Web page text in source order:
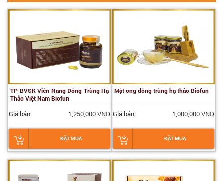
TP BVSK Viên Nang Đông Trùng Hạ
Thảo Việt Nam Biofun
Giá bán: 1,250,000 VNĐ
ĐẶT MUA
Mật ong đông trùng hạ thảo Biofun
Giá bán: 1,000,000 VNĐ
ĐẶT MUA